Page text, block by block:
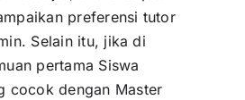
preferensi tutor
Selain itu, jika di
pertama Siswa
cocok dengan Master